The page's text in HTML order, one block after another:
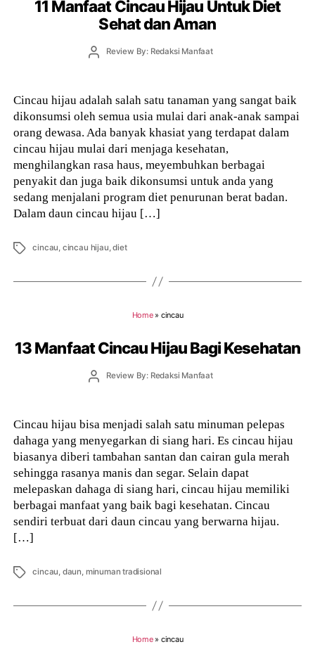
11 Manfaat Cincau Hijau Untuk Diet
Sehat dan Aman
PostReview By: Redaksi Manfaat
Cincau hijau adalah salah satu tanaman yang sangat baik
dikonsumsi oleh semua usia mulai dari anak-anak sampai
orang dewasa. Ada banyak khasiat yang terdapat dalam
cincau hijau mulai dari menjaga kesehatan,
menghilangkan rasa haus, meyembuhkan berbagai
penyakit dan juga baik dikonsumsi untuk anda yang
sedang menjalani program diet penurunan berat badan.
Dalam daun cincau hijau […]
Tags cincau, cincau hijau,diet
Home» cincau
13 Manfaat Cincau Hijau Bagi Kesehatan
PostReview By: Redaksi Manfaat
Cincau hijau bisa menjadi salah satu minuman pelepas
dahaga yang menyegarkan di siang hari. Es cincau hijau
biasanya diberi tambahan santan dan cairan gula merah
sehingga rasanya manis dan segar. Selain dapat
melepaskan dahaga di siang hari, cincau hijau memiliki
berbagai manfaat yang baik bagi kesehatan. Cincau
sendiri terbuat dari daun cincau yang berwarna hijau.
[…]
Tags cincau, daun, minuman tradisional
Home» cincau